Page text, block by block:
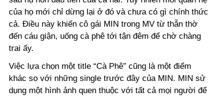
của họ mới chỉ dừng lại ở đó và chưa có gì chính thức
cả. Điều này khiến cô gái MIN trong MV từ thẫn thờ
đến cáu giận, uống cà phê tới tận đêm để chờ chàng
trai ấy.
Việc lựa chọn một title “Cà Phê” cũng là một điểm
khác so với những single trước đây của MIN. MIN sử
dụng một hình ảnh quen thuộc với tất cả mọi người để